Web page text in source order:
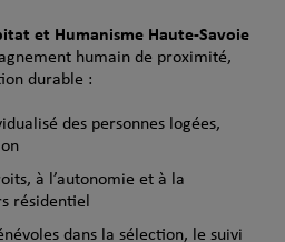
et Humanisme Haute‑Savoie
humain de proximité,
durable :
des personnes logées,
à l’autonomie et à la
résidentiel
dans la sélection, le suivi